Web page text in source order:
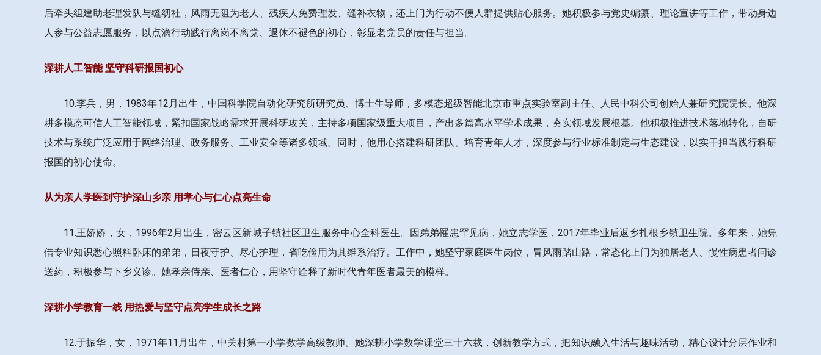
后牵头组建助老理发队与缝纫社，风雨无阻为老人、残疾人免费理发、缝补衣物，还上门为行动不便人群提供贴心服务。她积极参与党史编纂、理论宣讲等工作，带动身边
人参与公益志愿服务，以点滴行动践行离岗不离党、退休不褪色的初心，彰显老党员的责任与担当。
深耕人工智能 坚守科研报国初心
10.李兵，男，1983年12月出生，中国科学院自动化研究所研究员、博士生导师，多模态超级智能北京市重点实验室副主任、人民中科公司创始人兼研究院院长。他深
耕多模态可信人工智能领域，紧扣国家战略需求开展科研攻关，主持多项国家级重大项目，产出多篇高水平学术成果，夯实领域发展根基。他积极推进技术落地转化，自研
技术与系统广泛应用于网络治理、政务服务、工业安全等诸多领域。同时，他用心搭建科研团队、培育青年人才，深度参与行业标准制定与生态建设，以实干担当践行科研
报国的初心使命。
从为亲人学医到守护深山乡亲 用孝心与仁心点亮生命
11.王娇娇，女，1996年2月出生，密云区新城子镇社区卫生服务中心全科医生。因弟弟罹患罕见病，她立志学医，2017年毕业后返乡扎根乡镇卫生院。多年来，她凭
借专业知识悉心照料卧床的弟弟，日夜守护、尽心护理，省吃俭用为其维系治疗。工作中，她坚守家庭医生岗位，冒风雨踏山路，常态化上门为独居老人、慢性病患者问诊
送药，积极参与下乡义诊。她孝亲侍亲、医者仁心，用坚守诠释了新时代青年医者最美的模样。
深耕小学教育一线 用热爱与坚守点亮学生成长之路
12.于振华，女，1971年11月出生，中关村第一小学数学高级教师。她深耕小学数学课堂三十六载，创新教学方式，把知识融入生活与趣味活动，精心设计分层作业和